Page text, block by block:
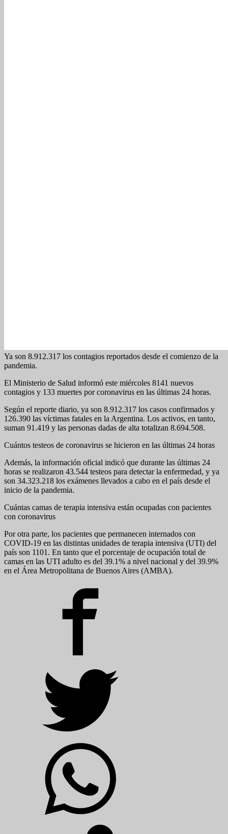
Ya son 8.912.317 los contagios reportados desde el comienzo de la
pandemia.
El Ministerio de Salud informó este miércoles 8141 nuevos
contagios y 133 muertes por coronavirus en las últimas 24 horas.
Según el reporte diario, ya son 8.912.317 los casos confirmados y
126.390 las víctimas fatales en la Argentina. Los activos, en tanto,
suman 91.419 y las personas dadas de alta totalizan 8.694.508.
Cuántos testeos de coronavirus se hicieron en las últimas 24 horas
Además, la información oficial indicó que durante las últimas 24
horas se realizaron 43.544 testeos para detectar la enfermedad, y ya
son 34.323.218 los exámenes llevados a cabo en el país desde el
inicio de la pandemia.
Cuántas camas de terapia intensiva están ocupadas con pacientes
con coronavirus
Por otra parte, los pacientes que permanecen internados con
COVID-19 en las distintas unidades de terapia intensiva (UTI) del
país son 1101. En tanto que el porcentaje de ocupación total de
camas en las UTI adulto es del 39.1% a nivel nacional y del 39.9%
en el Área Metropolitana de Buenos Aires (AMBA).